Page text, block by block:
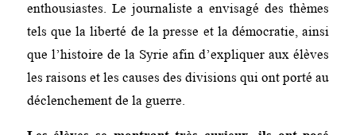
enthousiastes. Le journaliste a envisagé des thèmes
tels que la liberté de la presse et la démocratie, ainsi
que l’histoire de la Syrie afin d’expliquer aux élèves
les raisons et les causes des divisions qui ont porté au
déclenchement de la guerre.